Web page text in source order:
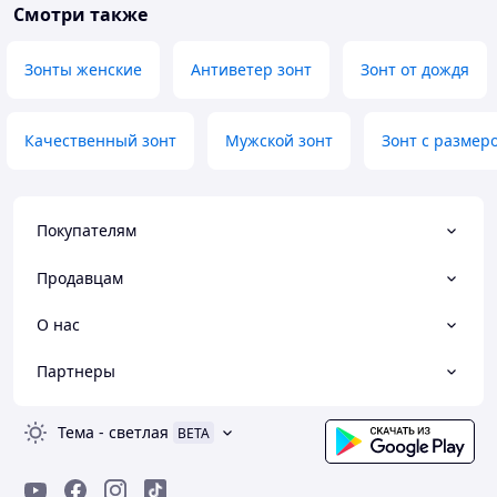
Смотри также
Зонты женские Антиветер зонт Зонт от дождя
Качественный зонт Мужской зонт Зонт с
Покупателям
Продавцам
О нас
Партнеры
Тема - светлая BETA